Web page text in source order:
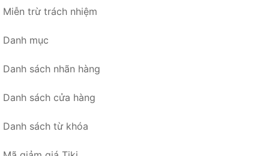
Miễn trừ trách nhiệm
Danh mục
Danh sách nhãn hàng
Danh sách cửa hàng
Danh sách từ khóa